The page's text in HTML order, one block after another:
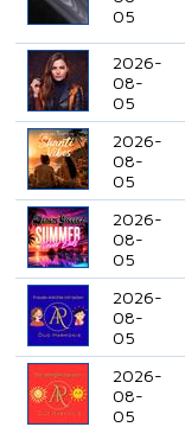
05
2026-
08-
05
2026-
08-
05
2026-
08-
05
2026-
08-
05
2026-
08-
05